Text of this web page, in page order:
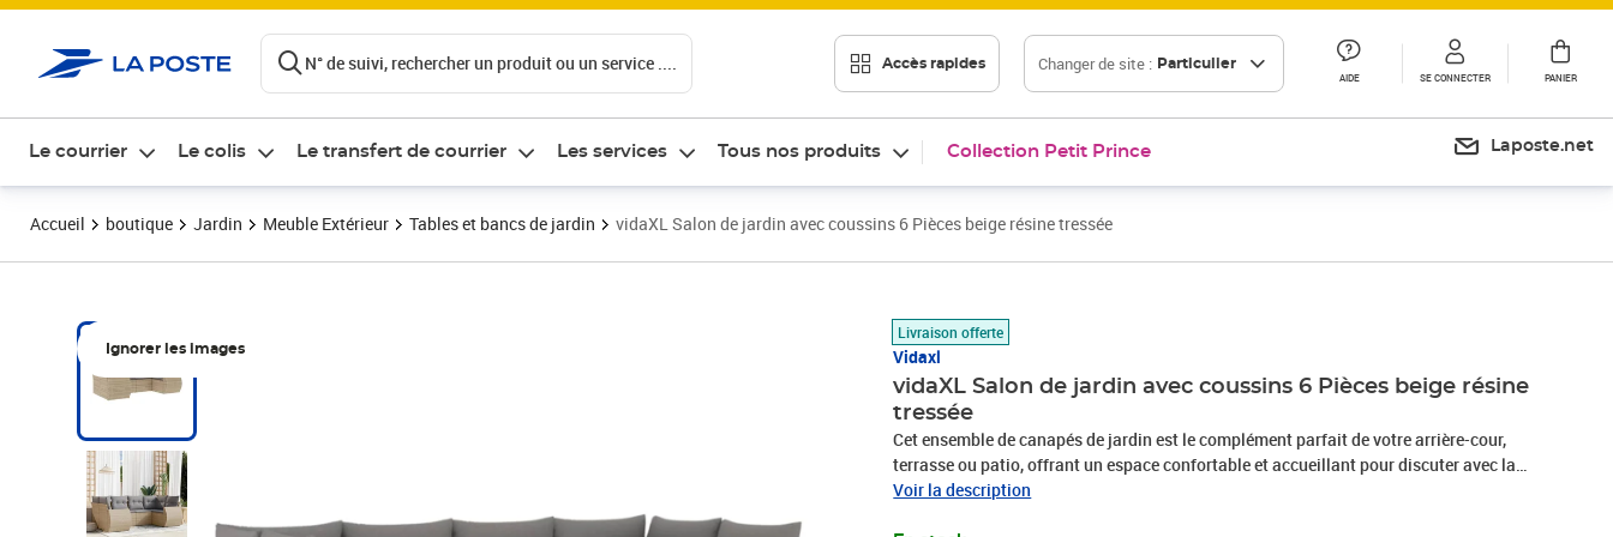
N° de suivi, rechercher un produit ou un service .... Accès rapides Changer de site : Particulier
AIDE SE CONNECTER PANIER
Le courrier Le colis Le transfert de courrier Les services Tous nos produits Collection Petit Prince Laposte.net
Accueil boutique Jardin Meuble Extérieur Tables et bancs de jardin vidaXL Salon de jardin avec coussins 6 Pièces beige résine tressée
Ignorer les images
Livraison offerte
Vidaxl
vidaXL Salon de jardin avec coussins 6 Pièces beige résine
tressée
Cet ensemble de canapés de jardin est le complément parfait de votre arrière-cour,
terrasse ou patio, offrant un espace confortable et accueillant pour discuter avec la
famille et les amis ou simplement se détendre et profiter de l'extérieur. Matériau
Voir la description
Prix 536,99€